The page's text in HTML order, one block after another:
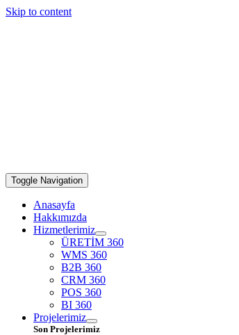
Skip to content
Toggle Navigation
Anasayfa
Hakkımızda
Hizmetlerimiz
ÜRETİM 360
WMS 360
B2B 360
CRM 360
POS 360
BI 360
Projelerimiz
Son Projelerimiz